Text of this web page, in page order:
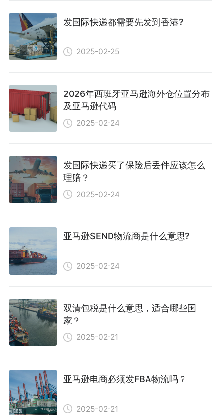
发国际快递都需要先发到香港?
2025-02-25
2026年西班牙亚马逊海外仓位置分布
及亚马逊代码
2025-02-24
发国际快递买了保险后丢件应该怎么
理赔？
2025-02-24
亚马逊SEND物流商是什么意思?
2025-02-24
双清包税是什么意思，适合哪些国
家？
2025-02-21
亚马逊电商必须发FBA物流吗？
2025-02-21